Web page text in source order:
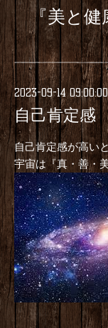
『美と健
2023-09-14 09:00:00
自己肯定感
自己肯定感が高い
宇宙は『真・善・